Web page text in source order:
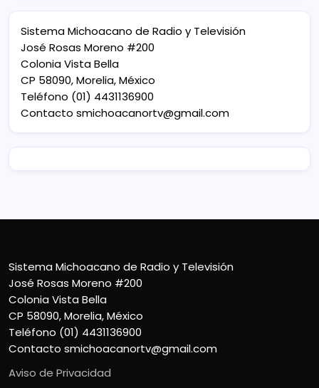
Sistema Michoacano de Radio y Televisión
José Rosas Moreno #200
Colonia Vista Bella
CP 58090, Morelia, México
Teléfono (01) 4431136900
Contacto smichoacanortv@gmail.com
Sistema Michoacano de Radio y Televisión
José Rosas Moreno #200
Colonia Vista Bella
CP 58090, Morelia, México
Teléfono (01) 4431136900
Contacto smichoacanortv@gmail.com
Aviso de Privacidad